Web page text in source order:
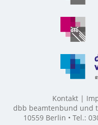
Kontakt
dbb beamtenbund und
10559 Berlin • Tel.: